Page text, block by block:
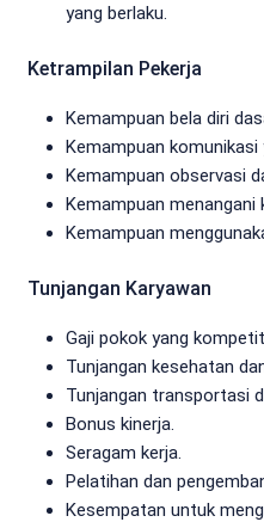
yang berlaku.
Ketrampilan Pekerja
Kemampuan bela diri
Kemampuan komunikasi
Kemampuan observasi
Kemampuan menangani
Kemampuan
Tunjangan Karyawan
Gaji pokok yang
Tunjangan kesehatan
Tunjangan transportasi
Bonus kinerja.
Seragam kerja.
Pelatihan dan
Kesempatan untuk